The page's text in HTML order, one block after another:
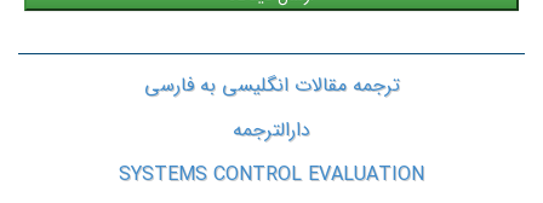
ترجمه مقالات انگلیسی به فارسی
دارالترجمه
SYSTEMS CONTROL EVALUATION